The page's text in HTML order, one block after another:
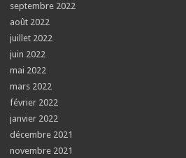
septembre 2022
août 2022
juillet 2022
juin 2022
mai 2022
mars 2022
février 2022
janvier 2022
décembre 2021
novembre 2021